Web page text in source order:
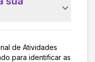
de Atividades
para identificar as